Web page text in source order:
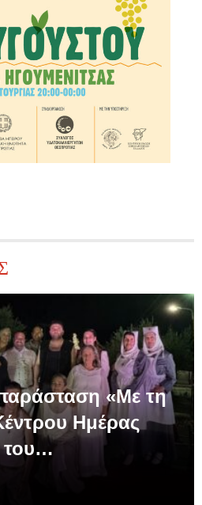
«Με τη
Ημέρας
του…